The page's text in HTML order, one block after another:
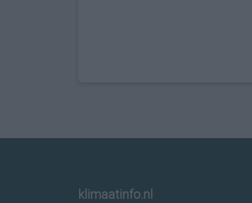
klimaatinfo.nl